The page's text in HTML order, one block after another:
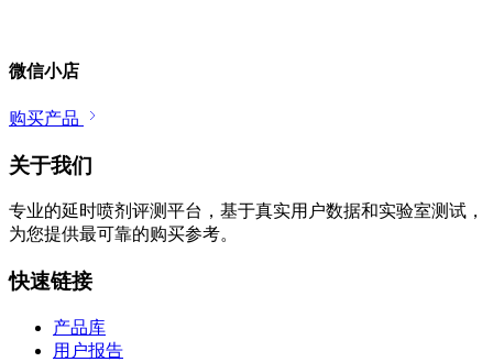
微信小店
购买产品
关于我们
专业的延时喷剂评测平台，基于真实用户数据和实验室测试，
为您提供最可靠的购买参考。
快速链接
产品库
用户报告